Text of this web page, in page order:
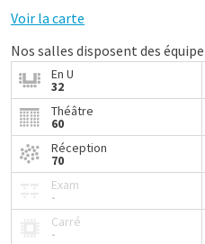
Voir la carte
Nos salles disposent des
Beaucoup de lumière du
Wifi gratuit
Climatisation
Éclipse solaire
Tableau à feuilles
Beamer & écran
Connexion HDMI, VGA
Kit de bureau avec
En U
32
Théâtre
60
Réception
70
Exam
-
Carré
-